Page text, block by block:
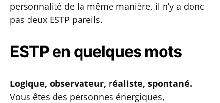
personnalité de la même manière, il n’y a donc
pas deux ESTP pareils.
ESTP en quelques mots
Logique, observateur, réaliste, spontané.
Vous êtes des personnes énergiques,